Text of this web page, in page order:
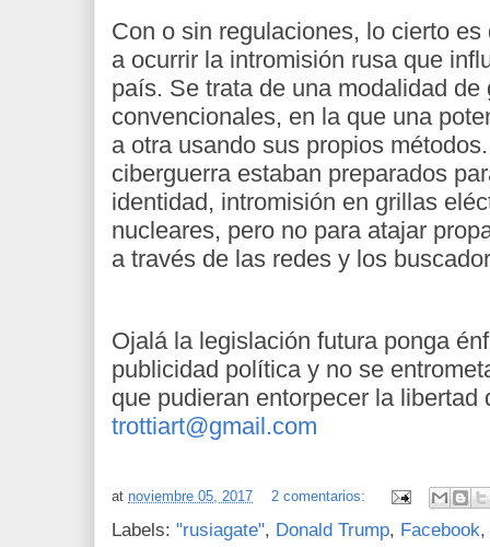
Con o sin regulaciones, lo cierto
a ocurrir la intromisión rusa que
país. Se trata de una modalidad de
convencionales, en la que una
a otra usando sus propios
ciberguerra estaban preparados
identidad, intromisión en grillas
nucleares, pero no para atajar
a través de las redes y los
Ojalá la legislación futura ponga
publicidad política y no se
que pudieran entorpecer la libertad
trottiart@gmail.com
at noviembre 05, 2017 2 comentarios:
Labels: "rusiagate", Donald Trump, Facebook,